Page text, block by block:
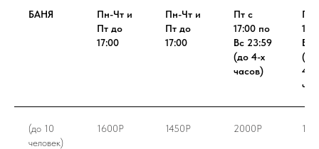
БАНЯ
Пн-Чт и
Пт до
17:00
Пн-Чт и
Пт до
17:00
Пт с
17:00 по
Вс 23:59
(до 4-х
часов)
Пт
Вс
4-х
(до 10
человек)
1600Р 1450Р 2000Р